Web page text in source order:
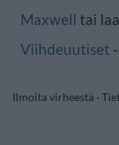
Maxwell tai
Viihdeuutiset
Ilmoita virheestä ·